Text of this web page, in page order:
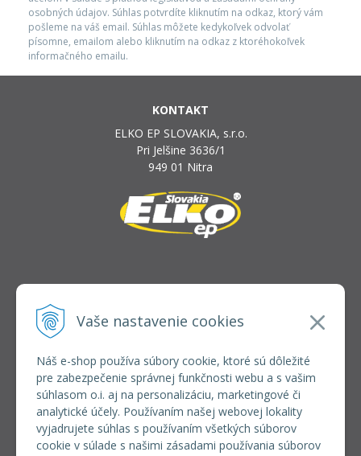
Vaše nastavenie cookies
Náš e-shop používa súbory cookie, ktoré sú dôležité
pre zabezpečenie správnej funkčnosti webu a s vašim
súhlasom o.i. aj na personalizáciu, marketingové či
analytické účely. Používaním našej webovej lokality
vyjadrujete súhlas s používaním všetkých súborov
cookie v súlade s našimi zásadami používania súborov
osobných údajov. Súhlas potvrdíte kliknutím na odkaz, ktorý vám
pošleme na váš email. Súhlas môžete kedykoľvek odvolať
písomne, emailom alebo kliknutím na odkaz z ktoréhokoľvek
informačného emailu.
KONTAKT
ELKO EP SLOVAKIA, s.r.o.
Pri Jelšine 3636/1
949 01 Nitra
INFOLINKA
+421 37 6586 731
VŠETKO O NÁKUPE
REGISTRÁCIA VEĽKOOBCHOD
Formulár na odsúpenie od zmluvy
Doprava a platba